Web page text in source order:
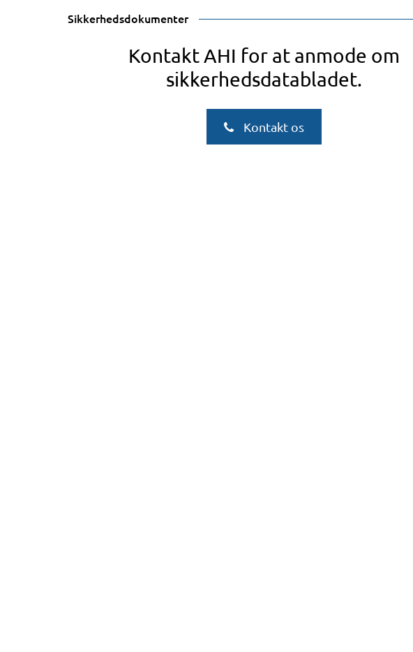
Sikkerhedsdokumenter
Kontakt AHI for at anmode om
sikkerhedsdatabladet.
Kontakt os